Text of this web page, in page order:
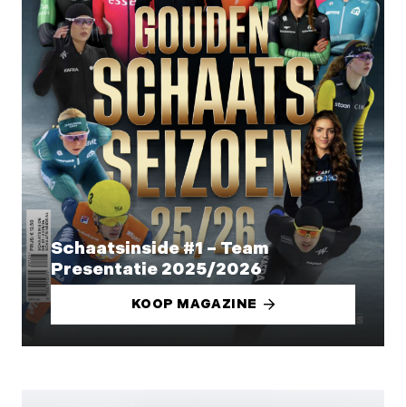
Schaatsinside #1 – Team
Presentatie 2025/2026
KOOP MAGAZINE